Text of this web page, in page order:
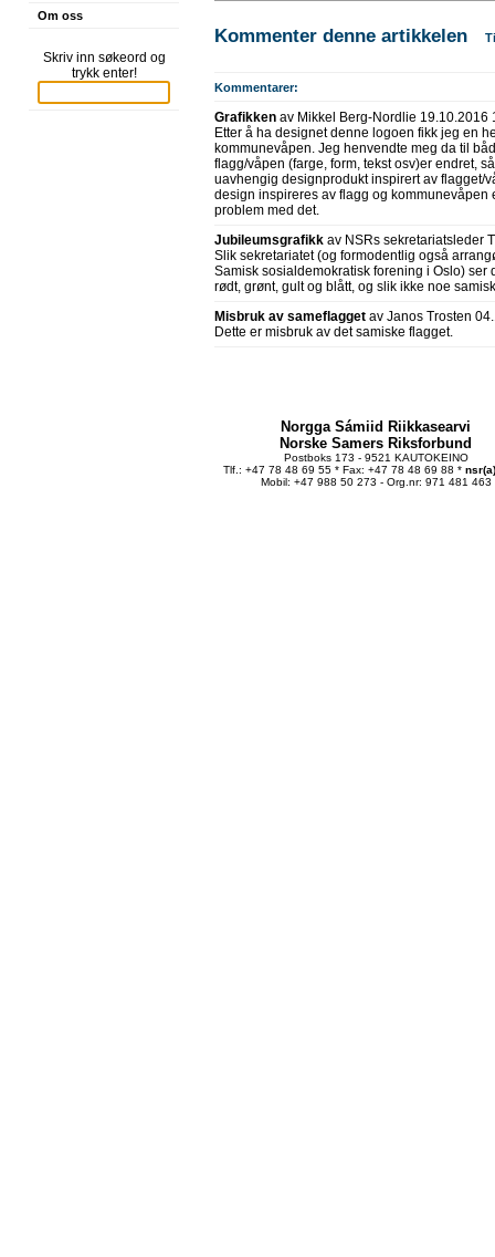
Om oss
Skriv inn søkeord og
trykk enter!
Kommenter denne artikkelen
Kommentarer:
Grafikken av Mikkel Berg-Nordlie 19.10.2016
Etter å ha designet denne logoen fikk jeg en
kommunevåpen. Jeg henvendte meg da til
flagg/våpen (farge, form, tekst osv)er endret,
uavhengig designprodukt inspirert av flagget/
design inspireres av flagg og
problem med det.
Jubileumsgrafikk av NSRs sekretariatsleder
Slik sekretariatet (og formodentlig også
Samisk sosialdemokratisk forening i Oslo)
rødt, grønt, gult og blått, og slik ikke noe
Misbruk av sameflagget av Janos Trosten
Dette er misbruk av det samiske flagget.
Norgga Sámiid Riikkasearvi
Norske Samers Riksforbund
Postboks 173 - 9521 KAUTOKEINO
Tlf.: +47 78 48 69 55 * Fax: +47 78 48 69 88 *
Mobil: +47 988 50 273 - Org.nr: 971 481 463